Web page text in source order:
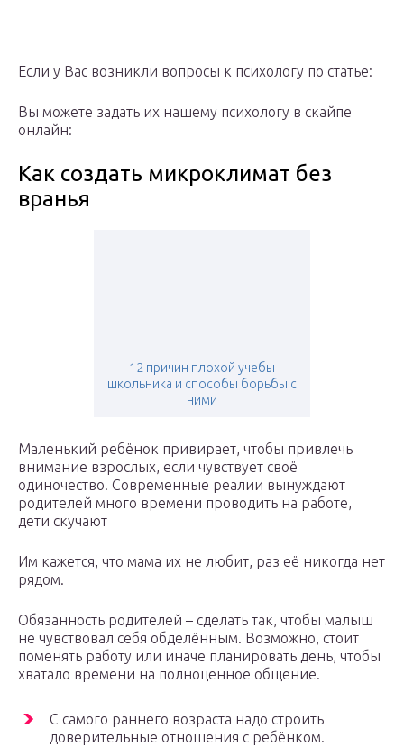
Если у Вас возникли вопросы к психологу по статье:
Вы можете задать их нашему психологу в скайпе
онлайн:
Как создать микроклимат без
вранья
12 причин плохой учебы
школьника и способы борьбы с
ними
Маленький ребёнок привирает, чтобы привлечь
внимание взрослых, если чувствует своё
одиночество. Современные реалии вынуждают
родителей много времени проводить на работе,
дети скучают
Им кажется, что мама их не любит, раз её никогда нет
рядом.
Обязанность родителей – сделать так, чтобы малыш
не чувствовал себя обделённым. Возможно, стоит
поменять работу или иначе планировать день, чтобы
хватало времени на полноценное общение.
С самого раннего возраста надо строить
доверительные отношения с ребёнком.